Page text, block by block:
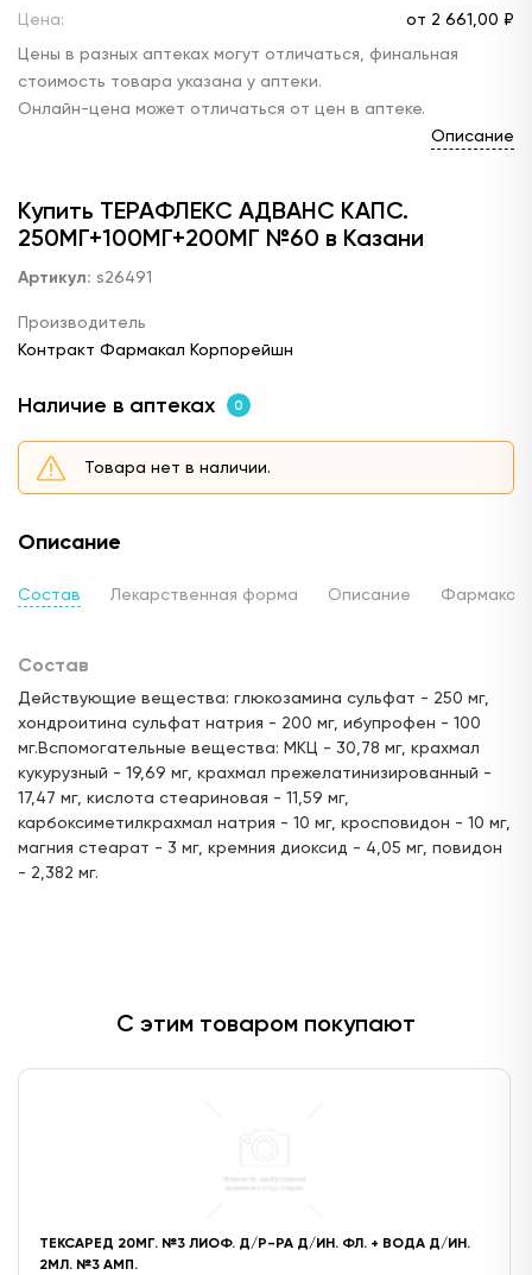
Цена: от 2 661, 00 ₽
Цены в разных аптеках могут отличаться, финальная
стоимость товара указана у аптеки.
Онлайн-цена может отличаться от цен в аптеке.
Описание
Купить ТЕРАФЛЕКС АДВАНС КАПС.
250МГ+100МГ+200МГ №60 в Казани
Артикул: s26491
Производитель
Контракт Фармакал Корпорейшн
Наличие в аптеках 0
Товара нет в наличии.
Описание
Состав Лекарственная форма Описание
Состав
Действующие вещества: глюкозамина сульфат - 250 мг,
хондроитина сульфат натрия - 200 мг, ибупрофен - 100
мг.Вспомогательные вещества: МКЦ - 30,78 мг, крахмал
кукурузный - 19,69 мг, крахмал прежелатинизированный -
17,47 мг, кислота стеариновая - 11,59 мг,
карбоксиметилкрахмал натрия - 10 мг, кросповидон - 10 мг,
магния стеарат - 3 мг, кремния диоксид - 4,05 мг, повидон
- 2,382 мг.
С этим товаром покупают
ТЕКСАРЕД 20МГ. №3 ЛИОФ. Д/Р-РА Д/ИН. ФЛ. + ВОДА Д/ИН.
2МЛ. №3 АМП.